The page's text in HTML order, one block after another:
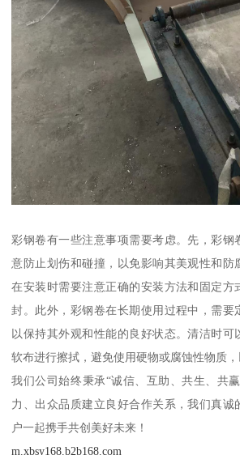
彩钢卷有一些注意事项需要考虑。先，彩钢
意防止划伤和碰撞，以免影响其美观性和防
在安装时需要注意正确的安装方法和固定方
封。此外，彩钢卷在长期使用过程中，需要
以保持其外观和性能的良好状态。清洁时可
软布进行擦拭，避免使用硬物或腐蚀性物质，
我们公司始终秉承“诚信、互助、共生、共
力、出众品质建立良好合作关系，我们真诚
户一起携手共创美好未来！
m.xbsy168.b2b168.com